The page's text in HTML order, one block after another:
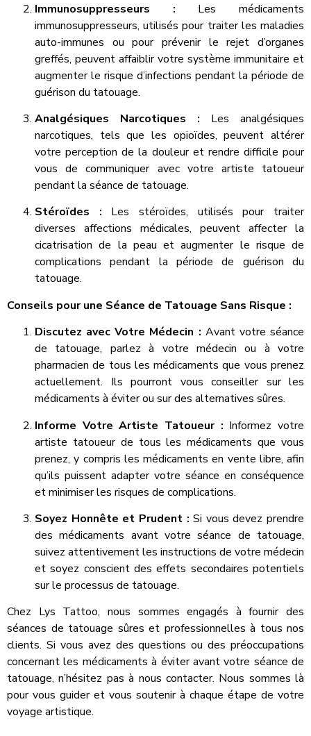
Immunosuppresseurs : Les médicaments
immunosuppresseurs, utilisés pour traiter les maladies
auto-immunes ou pour prévenir le rejet d’organes
greffés, peuvent affaiblir votre système immunitaire et
augmenter le risque d’infections pendant la période de
guérison du tatouage.
Analgésiques Narcotiques : Les analgésiques
narcotiques, tels que les opioïdes, peuvent altérer
votre perception de la douleur et rendre difficile pour
vous de communiquer avec votre artiste tatoueur
pendant la séance de tatouage.
Stéroïdes : Les stéroïdes, utilisés pour traiter
diverses affections médicales, peuvent affecter la
cicatrisation de la peau et augmenter le risque de
complications pendant la période de guérison du
tatouage.
Conseils pour une Séance de Tatouage Sans Risque :
Discutez avec Votre Médecin : Avant votre séance
de tatouage, parlez à votre médecin ou à votre
pharmacien de tous les médicaments que vous prenez
actuellement. Ils pourront vous conseiller sur les
médicaments à éviter ou sur des alternatives sûres.
Informe Votre Artiste Tatoueur : Informez votre
artiste tatoueur de tous les médicaments que vous
prenez, y compris les médicaments en vente libre, afin
qu’ils puissent adapter votre séance en conséquence
et minimiser les risques de complications.
Soyez Honnête et Prudent : Si vous devez prendre
des médicaments avant votre séance de tatouage,
suivez attentivement les instructions de votre médecin
et soyez conscient des effets secondaires potentiels
sur le processus de tatouage.
Chez Lys Tattoo, nous sommes engagés à fournir des
séances de tatouage sûres et professionnelles à tous nos
clients. Si vous avez des questions ou des préoccupations
concernant les médicaments à éviter avant votre séance de
tatouage, n’hésitez pas à nous contacter. Nous sommes là
pour vous guider et vous soutenir à chaque étape de votre
voyage artistique.